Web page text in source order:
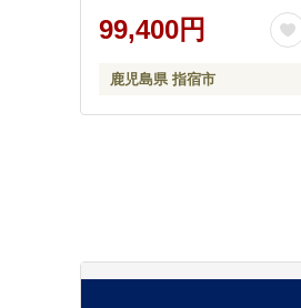
国産 丑の日 うな重 無頭 ギ
フト ふっくら 小分け レン
丼 ウナギ 冷凍
99,400円
鹿児島県 指宿市